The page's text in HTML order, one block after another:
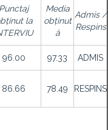
Punctaj
la
Media
obținut
ă
Admis /
Respins
96.00 97.33 ADMIS
86.66 78.49 RESPINS